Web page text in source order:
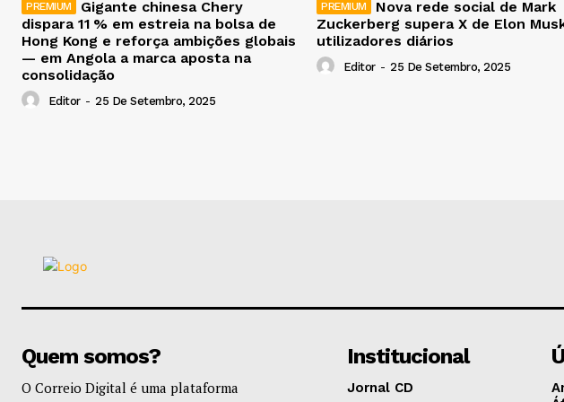
Gigante chinesa Chery
dispara 11 % em estreia na bolsa de
Hong Kong e reforça ambições globais
— em Angola a marca aposta na
consolidação
Editor - 25 De Setembro, 2025
Nova rede social de Mark
Zuckerberg supera X de Elon
utilizadores diários
Editor - 25 De Setembro, 2025
Quem somos?
O Correio Digital é uma plataforma
Institucional
Jornal CD